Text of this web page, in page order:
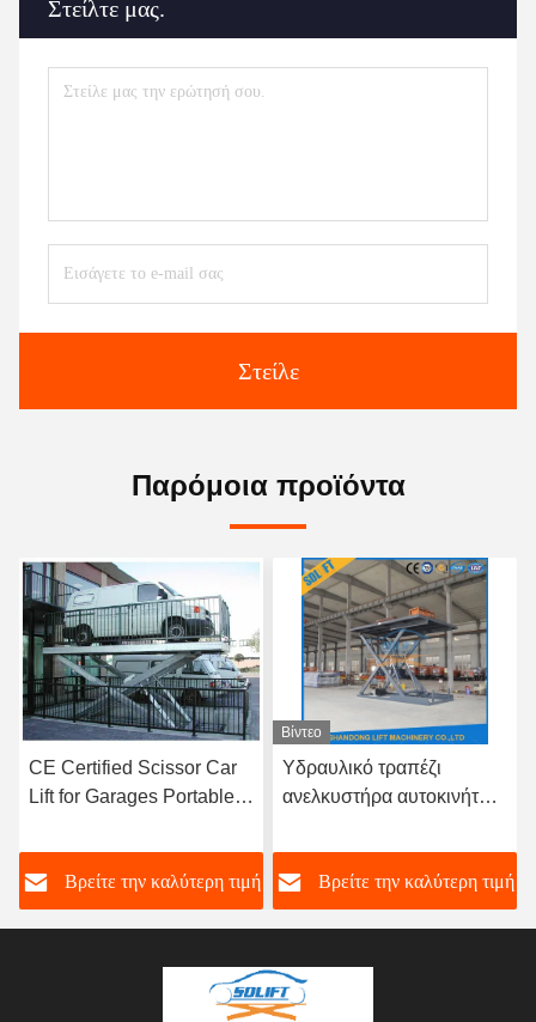
Στείλτε μας.
Στείλε
Παρόμοια προϊόντα
CE Certified Scissor Car
Lift for Garages Portable
Βρείτε την καλύτερη τιμή
Βίντεο
Υδραυλικό τραπέζι
ανελκυστήρα αυτοκινήτου
αίτημα Πλατφόρμα
ανελκυστήρα αυτοκινήτου
ψαλίδι
Βρείτε την καλύτερη τιμή